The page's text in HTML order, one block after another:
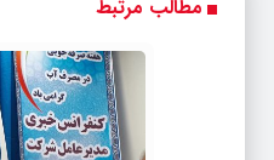
مطالب مرتبط